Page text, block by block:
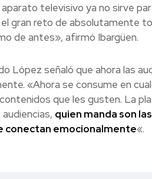
televisivo ya no sirve
gran reto de absolutamente
de antes», afirmó Ibargüen.
López señaló que ahora las
«Ahora se consume en
que les gusten. La
quien manda son
conectan emocionalmente«.